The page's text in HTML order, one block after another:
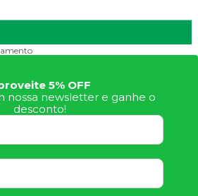
5% OFF
nossa newsletter e ganhe o
desconto!